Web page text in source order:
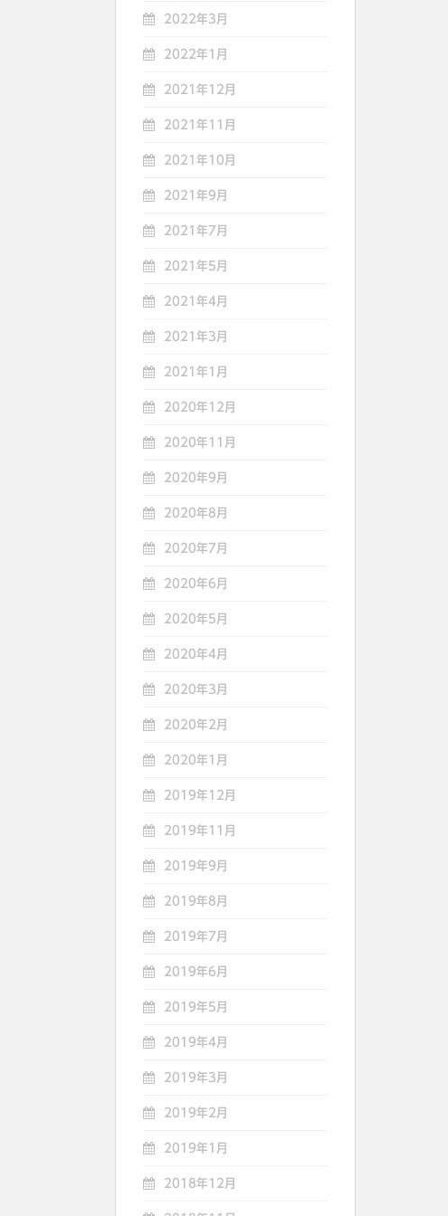
2022年3月
2022年1月
2021年12月
2021年11月
2021年10月
2021年9月
2021年7月
2021年5月
2021年4月
2021年3月
2021年1月
2020年12月
2020年11月
2020年9月
2020年8月
2020年7月
2020年6月
2020年5月
2020年4月
2020年3月
2020年2月
2020年1月
2019年12月
2019年11月
2019年9月
2019年8月
2019年7月
2019年6月
2019年5月
2019年4月
2019年3月
2019年2月
2019年1月
2018年12月